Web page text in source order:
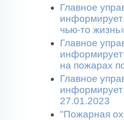
Главное
чью-то
Главное
на пожарах
Главное
27.01.2023
"Пожарная